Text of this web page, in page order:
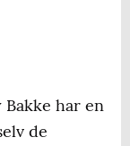
Bakke har en
de